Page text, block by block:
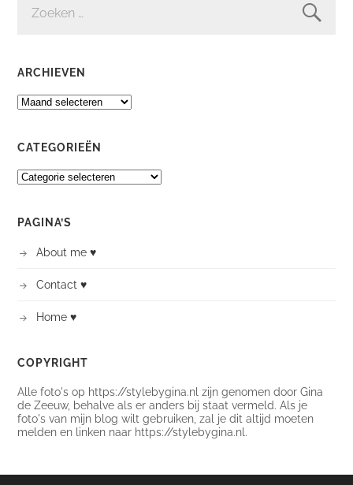
NAAR:
ARCHIEVEN
ARCHIEVEN
CATEGORIEËN
CATEGORIEËN
PAGINA’S
About me ♥
Contact ♥
Home ♥
COPYRIGHT
Alle foto's op https://stylebygina.nl zijn genomen door Gina
de Zeeuw, behalve als er anders bij staat vermeld. Als je
foto's van mijn blog wilt gebruiken, zal je dit altijd moeten
melden en linken naar https://stylebygina.nl.